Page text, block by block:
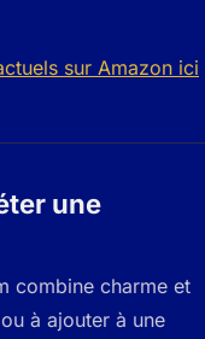
sur Amazon ici
une
combine charme et
à ajouter à une